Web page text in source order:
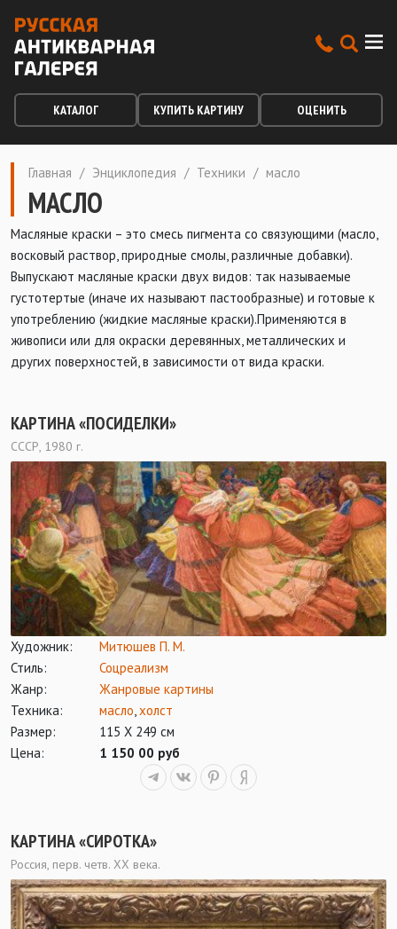
КАТАЛОГ КУПИТЬ КАРТИНУ ОЦЕНИТЬ
Главная / Энциклопедия / Техники / масло
МАСЛО
Масляные краски – это смесь пигмента со связующими (масло,
восковый раствор, природные смолы, различные добавки).
Выпускают масляные краски двух видов: так называемые
густотертые (иначе их называют пастообразные) и готовые к
употреблению (жидкие масляные краски).Применяются в
живописи или для окраски деревянных, металлических и
других поверхностей, в зависимости от вида краски.
КАРТИНА «ПОСИДЕЛКИ»
СССР, 1980 г.
Художник:
Митюшев П. М.
Стиль:
Соцреализм
Жанр:
Жанровые картины
Техника:
масло,холст
Размер:
115 Х 249 см
Цена:
1 150 00 руб
КАРТИНА «СИРОТКА»
Россия, перв. четв. ХХ века.